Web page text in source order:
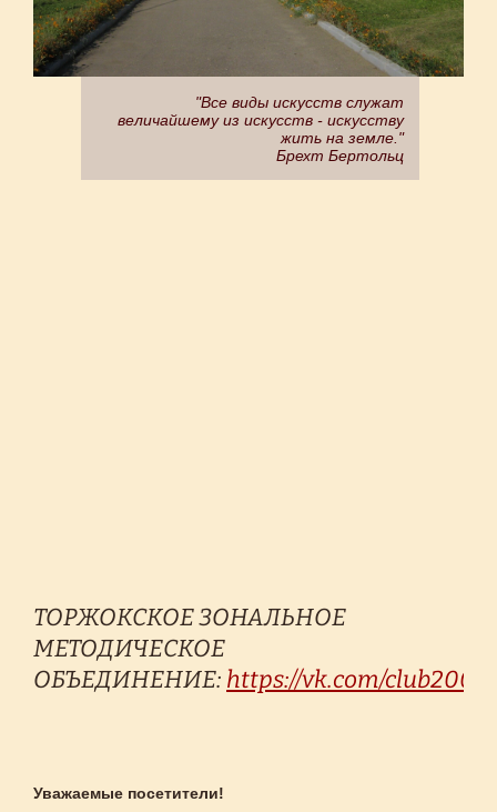
"Все виды искусств служат
величайшему из искусств - искусству
жить на земле."
Брехт Бертольц
ТОРЖОКСКОЕ ЗОНАЛЬНОЕ
МЕТОДИЧЕСКОЕ
ОБЪЕДИНЕНИЕ: https://vk.com/
Уважаемые посетители!